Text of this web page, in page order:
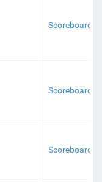
Scoreboard
Scoreboard
Scoreboard